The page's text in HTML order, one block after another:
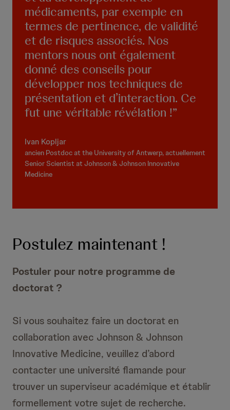
médicaments, par exemple en
termes de pertinence, de validité
et de risques associés. Nos
mentors nous ont également
donné des conseils pour
développer nos techniques de
présentation et d’interaction. Ce
fut une véritable révélation !
Ivan Kopljar
ancien Postdoc at the University of Antwerp, actuellement
Senior Scientist at Johnson & Johnson Innovative
Medicine
Postulez maintenant !
Postuler pour notre programme de
doctorat ?
Si vous souhaitez faire un doctorat en
collaboration avec Johnson & Johnson
Innovative Medicine, veuillez d’abord
contacter une université flamande pour
trouver un superviseur académique et établir
formellement votre sujet de recherche.